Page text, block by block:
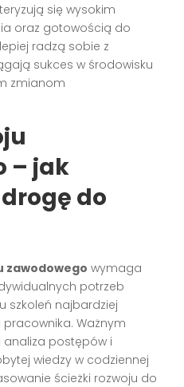
się wysokim
oraz gotowością do
radzą sobie z
sukces w środowisku
zmianom
– jak
do
zawodowego wymaga
potrzeb
szkoleń najbardziej
Ważnym
postępów i
wiedzy w codziennej
ścieżki rozwoju do